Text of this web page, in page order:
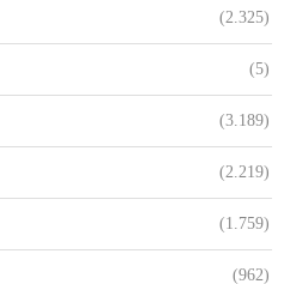
(2.325)
(5)
(3.189)
(2.219)
(1.759)
(962)